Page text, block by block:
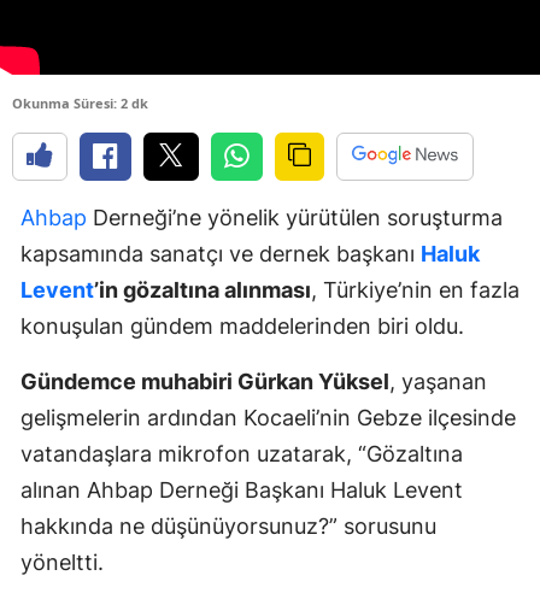
Okunma Süresi: 2 dk
Ahbap Derneği’ne yönelik yürütülen soruşturma
kapsamında sanatçı ve dernek başkanı Haluk
Levent’in gözaltına alınması, Türkiye’nin en fazla
konuşulan gündem maddelerinden biri oldu.
Gündemce muhabiri Gürkan Yüksel, yaşanan
gelişmelerin ardından Kocaeli’nin Gebze ilçesinde
vatandaşlara mikrofon uzatarak, “Gözaltına
alınan Ahbap Derneği Başkanı Haluk Levent
hakkında ne düşünüyorsunuz?” sorusunu
yöneltti.